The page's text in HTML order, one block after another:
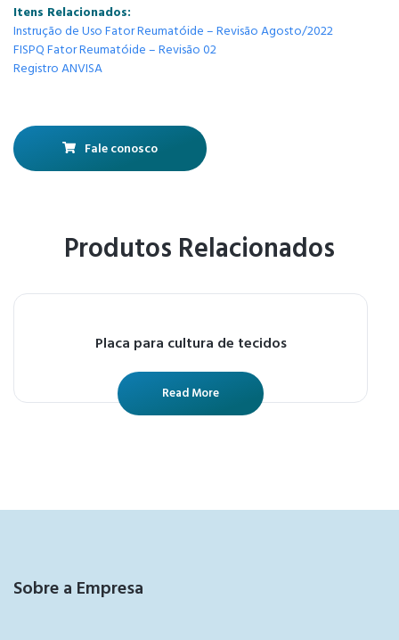
Itens Relacionados:
Instrução de Uso Fator Reumatóide – Revisão Agosto/2022
FISPQ Fator Reumatóide – Revisão 02
Registro ANVISA
Fale conosco
Produtos Relacionados
Placa para cultura de tecidos
Read More
Sobre a Empresa